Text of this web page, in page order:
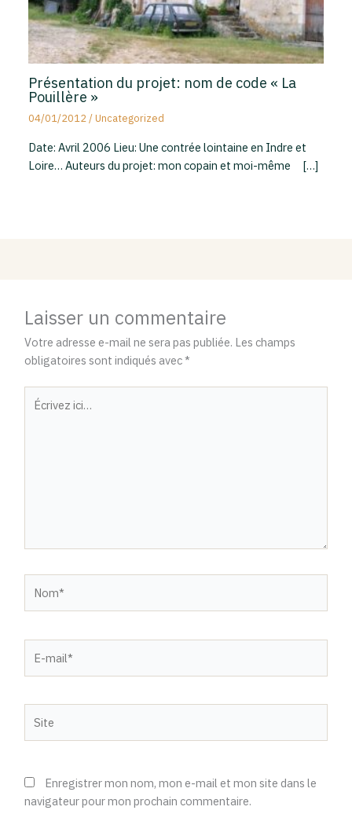
Présentation du projet: nom de code « La
Pouillère »
04/01/2012/Uncategorized
Date: Avril 2006 Lieu: Une contrée lointaine en Indre et
Loire… Auteurs du projet: mon copain et moi-même […]
Laisser un commentaire
Votre adresse e-mail ne sera pas publiée. Les champs
obligatoires sont indiqués avec*
Écrivez
ici…
mail*
Enregistrer mon nom, mon e-mail et mon site dans le
navigateur pour mon prochain commentaire.